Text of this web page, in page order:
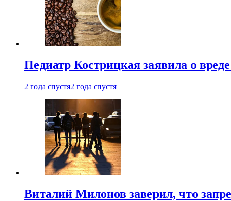
Педиатр Кострицкая заявила о
2 года спустя2 года спустя
Виталий Милонов заверил, что